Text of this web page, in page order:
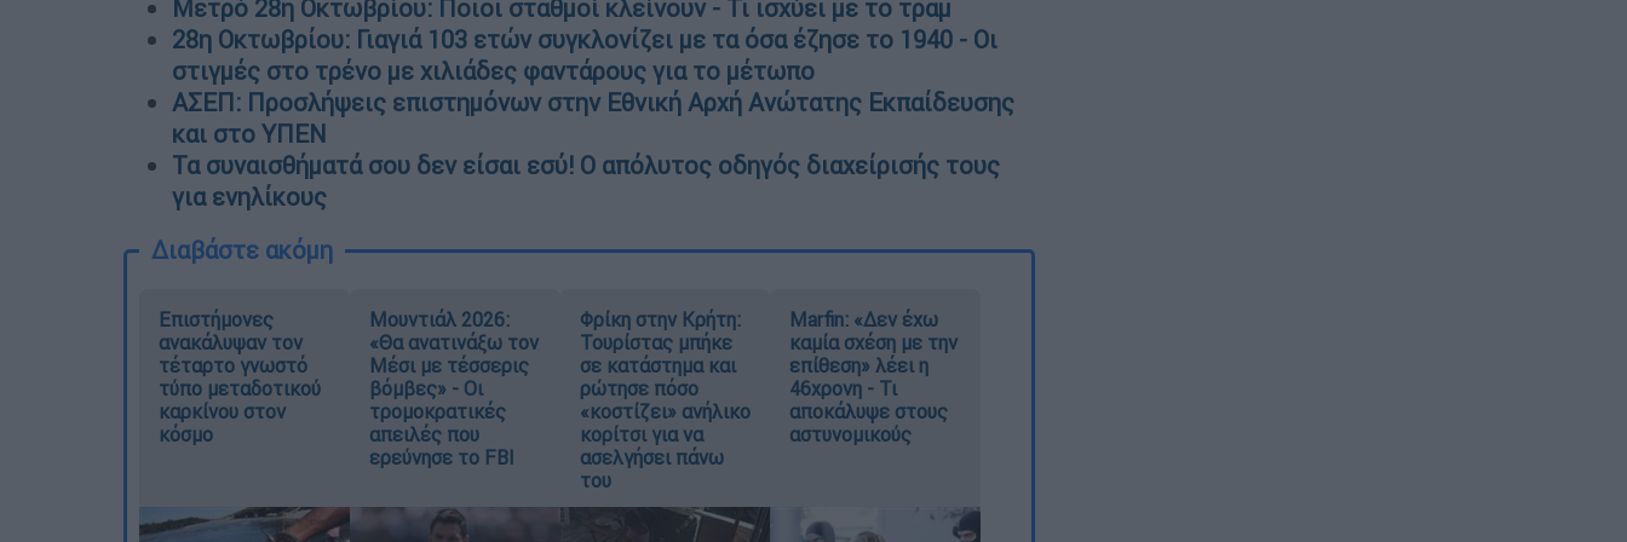
Μετρό 28η Οκτωβρίου: Ποιοι σταθμοί κλείνουν - Τι ισχύει με το τραμ
28η Οκτωβρίου: Γιαγιά 103 ετών συγκλονίζει με τα όσα έζησε το 1940 - Οι
στιγμές στο τρένο με χιλιάδες φαντάρους για το μέτωπο
ΑΣΕΠ: Προσλήψεις επιστημόνων στην Εθνική Αρχή Ανώτατης Εκπαίδευσης
και στο ΥΠΕΝ
Τα συναισθήματά σου δεν είσαι εσύ! Ο απόλυτος οδηγός διαχείρισής τους
για ενηλίκους
Διαβάστε ακόμη
Επιστήμονες
ανακάλυψαν τον
τέταρτο γνωστό
τύπο μεταδοτικού
καρκίνου στον
κόσμο
Μουντιάλ 2026:
«Θα ανατινάξω τον
Μέσι με τέσσερις
βόμβες» - Οι
τρομοκρατικές
απειλές που
ερεύνησε το FBI
Φρίκη στην Κρήτη:
Τουρίστας μπήκε
σε κατάστημα και
ρώτησε πόσο
«κοστίζει» ανήλικο
κορίτσι για να
ασελγήσει πάνω
του
Marfin: «Δεν έχω
καμία σχέση με την
επίθεση» λέει η
46χρονη - Τι
αποκάλυψε στους
αστυνομικούς